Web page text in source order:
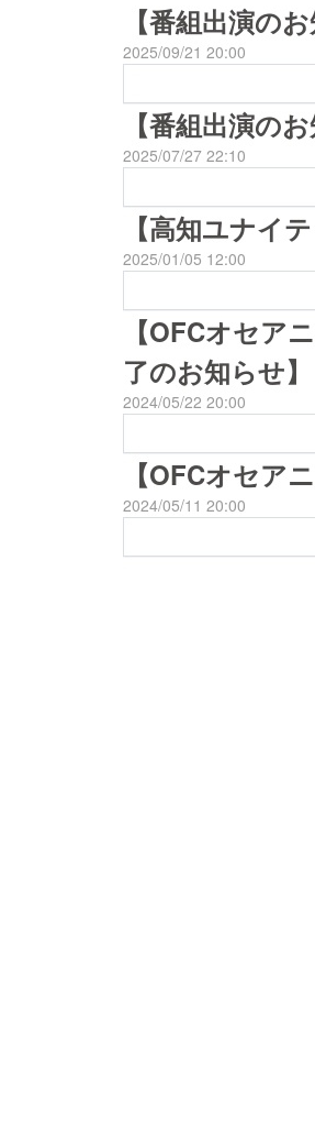
【番組出演の
2025/09/21 20:00
【番組出演の
2025/07/27 22:10
【高知ユナイ
2025/01/05 12:00
【OFCオセア
了のお知らせ】
2024/05/22 20:00
【OFCオセア
2024/05/11 20:00